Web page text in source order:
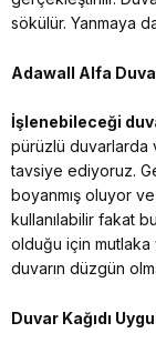
sökülür. Yanmaya
Adawall Alfa
İşlenebileceği
pürüzlü duvarlarda
tavsiye ediyoruz.
boyanmış oluyor
kullanılabilir fakat
olduğu için mutlaka
duvarın düzgün
Duvar Kağıdı